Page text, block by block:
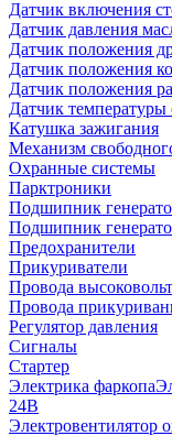
Датчик включения
Датчик давления
Датчик положения
Датчик положения
Датчик положения
Датчик
Катушка зажигания
Механизм
Охранные системы
Парктроники
Подшипник
Подшипник
Предохранители
Прикуриватели
Провода
Провода
Регулятор давления
Сигналы
Стартер
Электрика фаркопа
24В
Электровентилятор